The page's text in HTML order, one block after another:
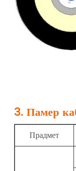
3. Памер
Прадмет